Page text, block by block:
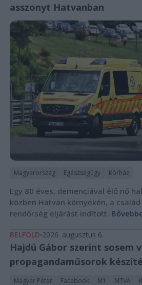
asszonyt Hatvanban
Magyarország Egészségügy Kórház
Egy 80 éves, demenciával élő nő
közben Hatvan környékén, a
rendőrség eljárást indított.
BELFÖLD 2026. augusztus 6.
Hajdú Gábor szerint sosem
propagandaműsorok
Magyar Péter Facebook M1 MTVA